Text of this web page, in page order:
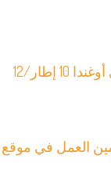
إطارات SinoTruck لتعليم قيادة السيارات في أوغندا 10 إطار/12
العمل في موقع